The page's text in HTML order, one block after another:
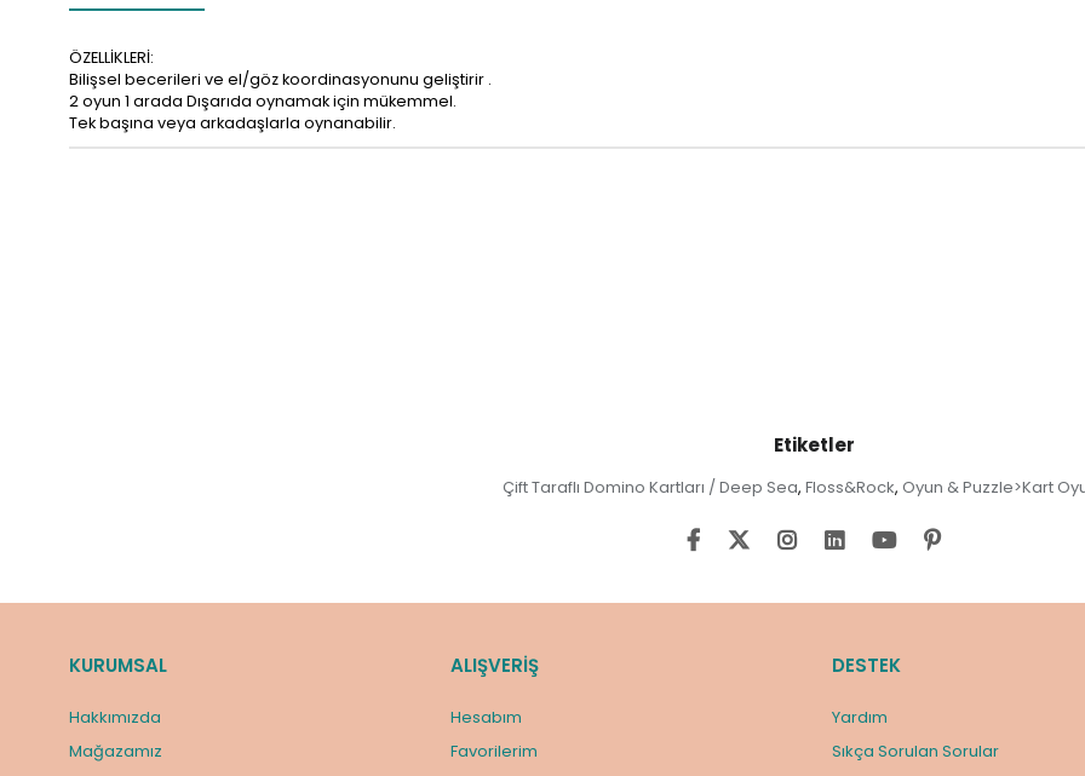
ÖZELLİKLERİ:
Bilişsel becerileri ve el/göz koordinasyonunu geliştirir .
2 oyun 1 arada Dışarıda oynamak için mükemmel.
Tek başına veya arkadaşlarla oynanabilir.
Etiketler
Çift Taraflı Domino Kartları / Deep Sea, Floss&Rock, Oyun & Puzzle>Kart
KURUMSAL
Hakkımızda
Mağazamız
ALIŞVERİŞ
Hesabım
Favorilerim
DESTEK
Yardım
Sıkça Sorulan Sorular